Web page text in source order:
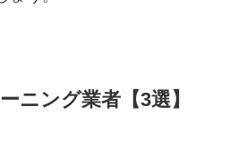
ニング業者【3選】